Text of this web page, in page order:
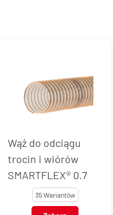
Wąż do odciągu
trocin i wiórów
SMARTFLEX® 0.7
35 Wariantów